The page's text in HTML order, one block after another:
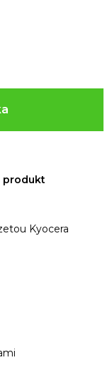
produkt
Kyocera